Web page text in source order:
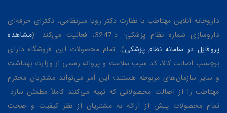
داروخانه آنلاین مهتاطب با نظارت دکتر رویا میرنظامی، دکترای حرفه‌ای
داروسازی شماره نظام پزشکی: د-3247، فعالیت می‌کند. (
مشاهده
پروفایل در سامانه نظام پزشکی). تمام محصولات این فروشگاه دارای
برچسب اصالت کالا، کد سیب سلامت و پروانه رسمی از وزارت بهداشت
و سایر سازمان‌های مربوطه هستند؛ این امر می‌تواند مشتریان محترم
مهتاطب را از اصالت محصولاتی که تهیه می‌کنند کاملاً مطمئن سازد.
تمام محصولات پیش از ارائه به مشتریان از نظر کیفیت و صحت